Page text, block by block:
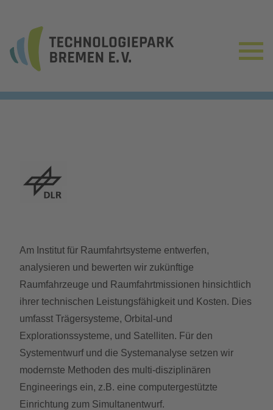
Am Institut für Raumfahrtsysteme entwerfen,
analysieren und bewerten wir zukünftige
Raumfahrzeuge und Raumfahrtmissionen hinsichtlich
ihrer technischen Leistungsfähigkeit und Kosten. Dies
umfasst Trägersysteme, Orbital-und
Explorationssysteme, und Satelliten. Für den
Systementwurf und die Systemanalyse setzen wir
modernste Methoden des multi-disziplinären
Engineerings ein, z.B. eine computergestützte
Einrichtung zum Simultanentwurf.